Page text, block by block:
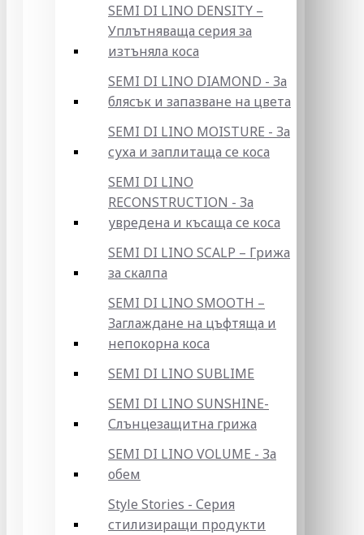
SEMI DI LINO DENSITY –
Уплътняваща серия за
изтъняла коса
SEMI DI LINO DIAMOND - За
блясък и запазване на цвета
SEMI DI LINO MOISTURE - За
суха и заплитаща се коса
SEMI DI LINO
RECONSTRUCTION - За
увредена и късаща се коса
SEMI DI LINO SCALP – Грижа
за скалпа
SEMI DI LINO SMOOTH –
Заглаждане на цъфтяща и
непокорна коса
SEMI DI LINO SUBLIME
SEMI DI LINO SUNSHINE-
Слънцезащитна грижа
SEMI DI LINO VOLUME - За
обем
Style Stories - Серия
стилизиращи продукти